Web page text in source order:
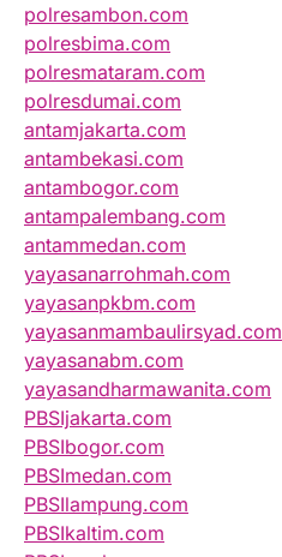
polresambon.com
polresbima.com
polresmataram.com
polresdumai.com
antamjakarta.com
antambekasi.com
antambogor.com
antampalembang.com
antammedan.com
yayasanarrohmah.com
yayasanpkbm.com
yayasanmambaulirsyad.com
yayasanabm.com
yayasandharmawanita.com
PBSIjakarta.com
PBSIbogor.com
PBSImedan.com
PBSIlampung.com
PBSIkaltim.com